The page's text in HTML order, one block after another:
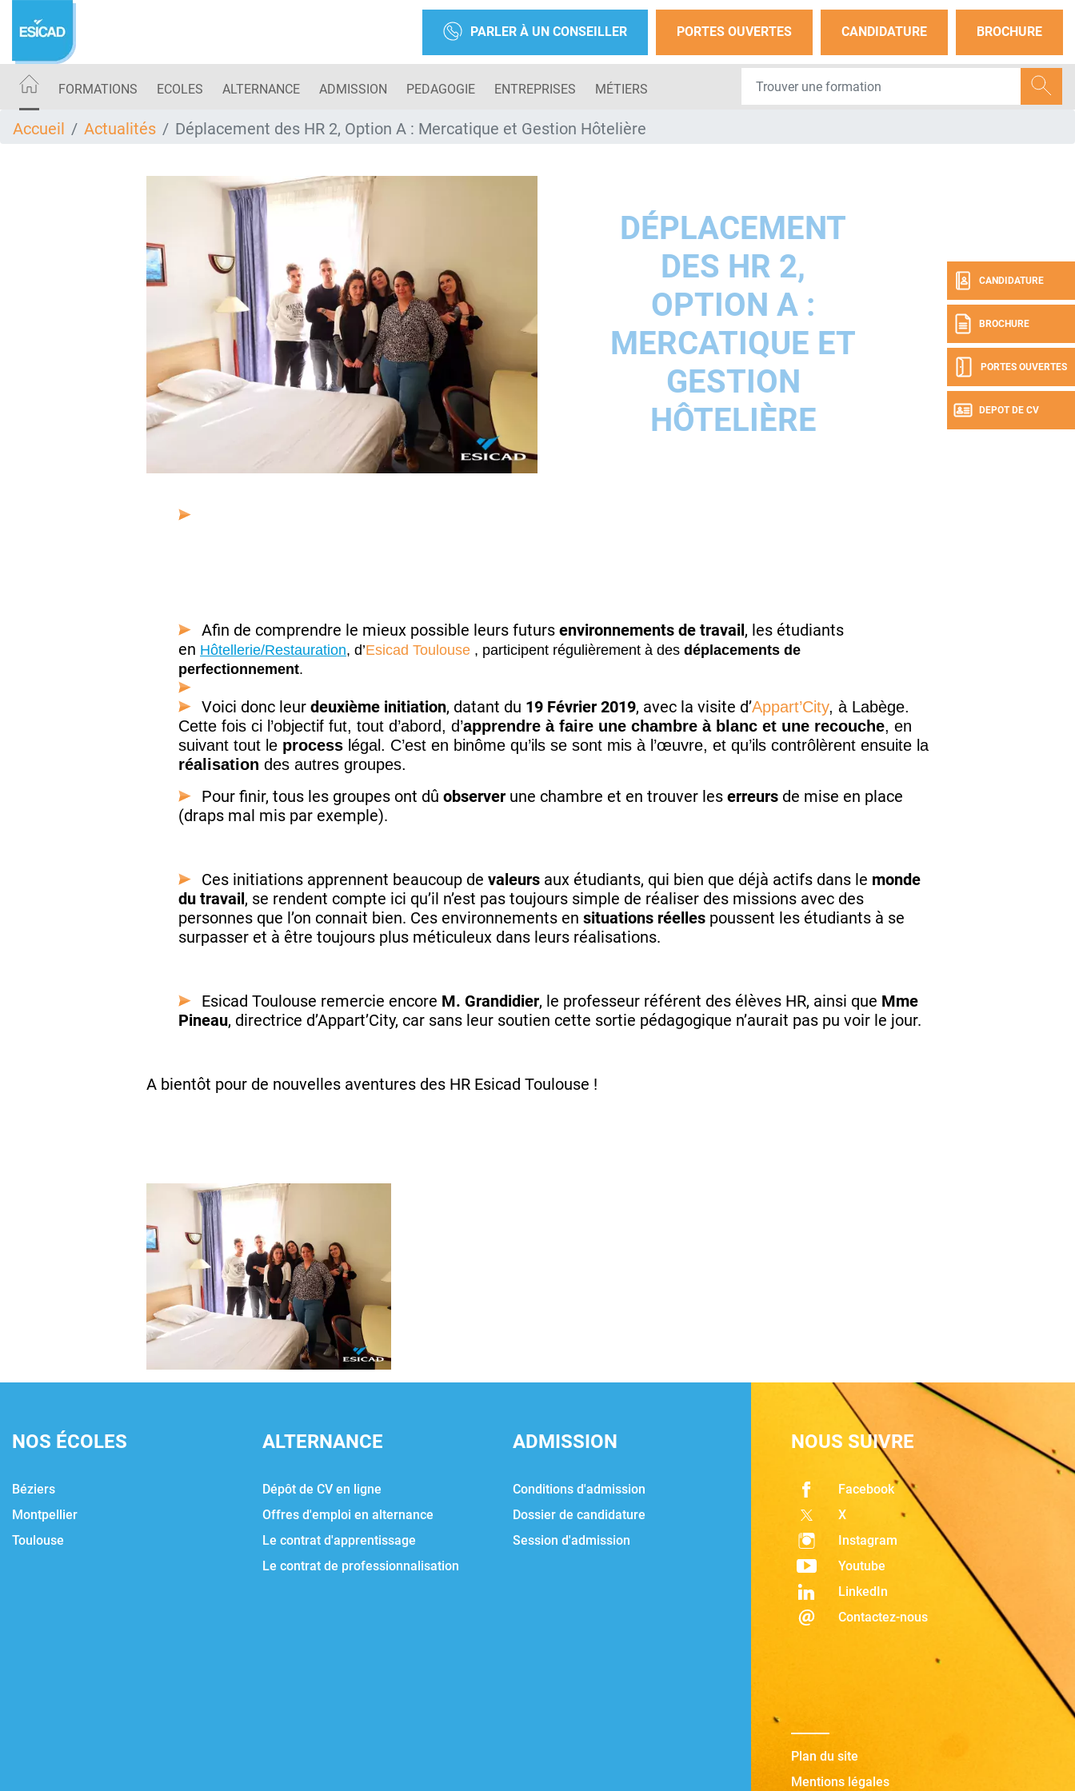
contenu
PARLER À UN CONSEILLER PORTES OUVERTES CANDIDATURE BROCHURE
FORMATIONS ECOLES ALTERNANCE ADMISSION PEDAGOGIE ENTREPRISES MÉTIERS
CANDIDATURE
BROCHURE
PORTES OUVERTES
DEPOT DE CV
Accueil Actualités Déplacement des HR 2, Option A : Mercatique et Gestion Hôtelière
DÉPLACEMENT
DES HR 2,
OPTION A :
MERCATIQUE ET
GESTION
HÔTELIÈRE
Afin de comprendre le mieux possible leurs futurs environnements de travail, les étudiants
en Hôtellerie/Restauration, d’Esicad Toulouse , participent régulièrement à des déplacements de
perfectionnement.
Voici donc leur deuxième initiation, datant du 19 Février 2019, avec la visite d’Appart’City, à Labège.
Cette fois ci l’objectif fut, tout d’abord, d’apprendre à faire une chambre à blanc et une recouche, en
suivant tout le process légal. C’est en binôme qu’ils se sont mis à l’œuvre, et qu’ils contrôlèrent ensuite la
réalisation des autres groupes.
Pour finir, tous les groupes ont dû observer une chambre et en trouver les erreurs de mise en place
(draps mal mis par exemple).
Ces initiations apprennent beaucoup de valeurs aux étudiants, qui bien que déjà actifs dans le monde
du travail, se rendent compte ici qu’il n’est pas toujours simple de réaliser des missions avec des
personnes que l’on connait bien. Ces environnements en situations réelles poussent les étudiants à se
surpasser et à être toujours plus méticuleux dans leurs réalisations.
Esicad Toulouse remercie encore M. Grandidier, le professeur référent des élèves HR, ainsi que Mme
Pineau, directrice d’Appart’City, car sans leur soutien cette sortie pédagogique n’aurait pas pu voir le jour.
A bientôt pour de nouvelles aventures des HR Esicad Toulouse !
NOS ÉCOLES
Béziers
Montpellier
Toulouse
ALTERNANCE
Dépôt de CV en ligne
Offres d'emploi en alternance
Le contrat d'apprentissage
Le contrat de professionnalisation
ADMISSION
Conditions d'admission
Dossier de candidature
Session d'admission
NOUS SUIVRE
Facebook
X
Instagram
Youtube
LinkedIn
Contactez-nous
Plan du site
Mentions légales